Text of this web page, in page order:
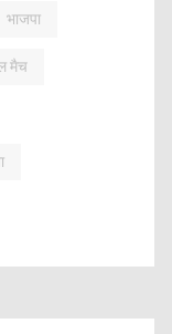
भाजपा
मैच